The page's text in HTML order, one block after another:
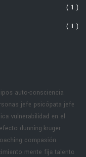
( 1 )
( 1 )
auto-consciencia
jefe psicópata jefe
vulnerabilidad en el
efecto dunning-kruger
compasión
mente fija talento